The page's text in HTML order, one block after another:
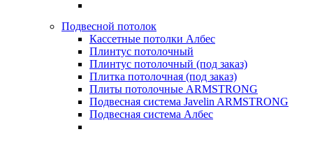
Подвесной потолок
Кассетные потолки Албес
Плинтус потолочный
Плинтус потолочный (под заказ)
Плитка потолочная (под заказ)
Плиты потолочные ARMSTRONG
Подвесная система Javelin ARMSTRONG
Подвесная система Албес